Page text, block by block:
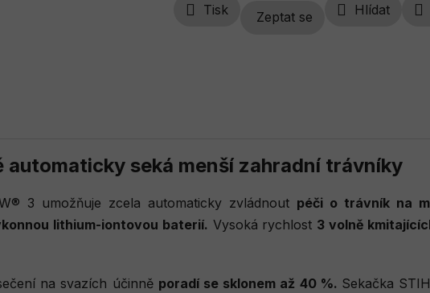
Tisk Zeptat se Hlídat
automaticky seká menší zahradní trávníky
3 umožňuje zcela automaticky zvládnout péči o trávník na
lithium-iontovou baterií. Vysoká rychlost 3 volně
na svazích účinně poradí se sklonem až 40 %. Sekačka